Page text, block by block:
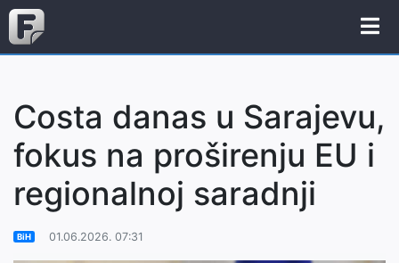
Costa danas u Sarajevu,
fokus na proširenju EU i
regionalnoj saradnji
BiH 01.06.2026. 07:31